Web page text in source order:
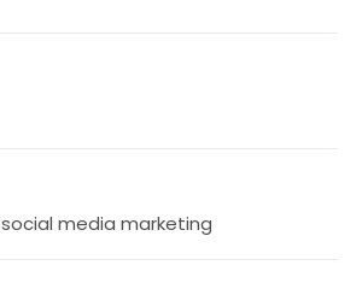
social media marketing